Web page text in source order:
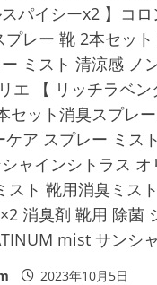
パイシーx2 】コ
レー 靴 2本セッ
ミスト 清涼感 ノ
エ 【 リッチラベ
セット消臭スプレ
ア スプレー ミス
ャインシトラス
スト 靴用消臭ミス
消臭剤 靴用 除菌
mist サンシ
2023年10月5日